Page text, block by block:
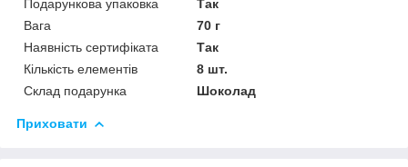
Подарункова упаковка
Так
Вага
70 г
Наявність сертифіката
Так
Кількість елементів
8 шт.
Склад подарунка
Шоколад
Приховати